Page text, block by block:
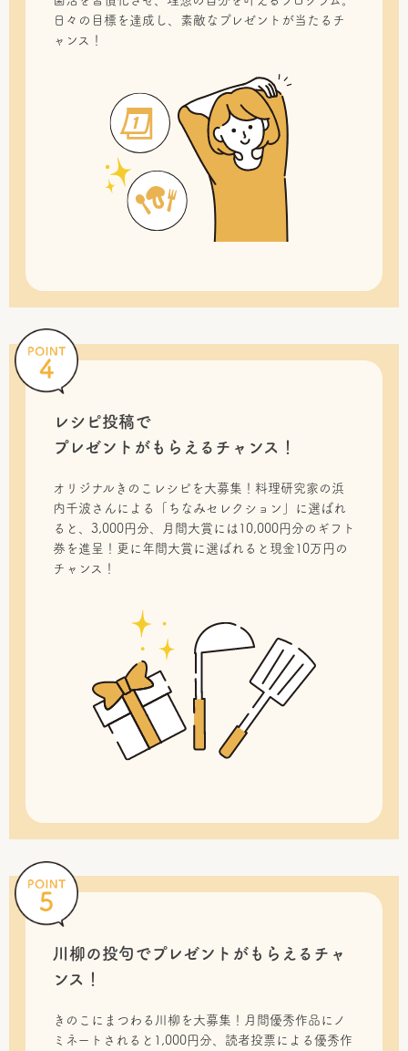
日々の目標を達成し、素敵なプレゼントが当たるチ
ャンス！
レシピ投稿で
プレゼントがもらえるチャンス！
オリジナルきのこレシピを大募集！料理研究家の浜
内千波さんによる「ちなみセレクション」に選ばれ
ると、3,000円分、月間大賞には10,000円分のギフト
券を進呈！更に年間大賞に選ばれると現金10万円の
チャンス！
川柳の投句でプレゼントがもらえるチャ
ンス！
きのこにまつわる川柳を大募集！月間優秀作品にノ
ミネートされると1,000円分、読者投票による優秀作